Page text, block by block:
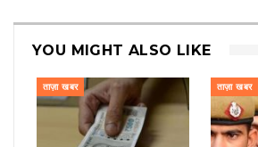
YOU MIGHT ALSO LIKE
ताज़ा खबर ताज़ा खबर